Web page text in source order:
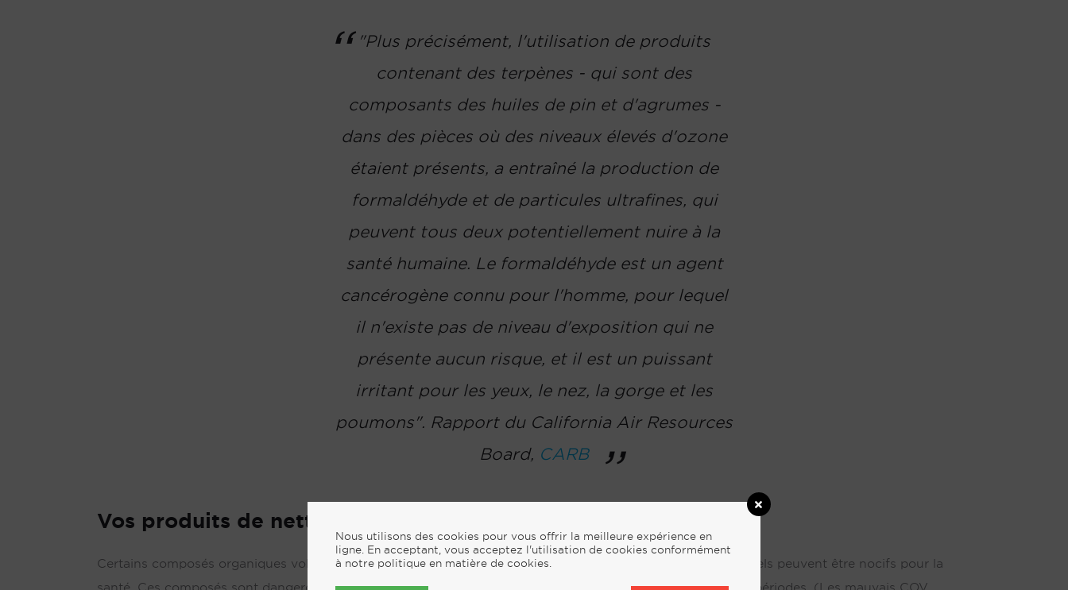
"Plus précisément, l'utilisation de produits
contenant des terpènes - qui sont des
composants des huiles de pin et d'agrumes -
dans des pièces où des niveaux élevés d'ozone
étaient présents, a entraîné la production de
formaldéhyde et de particules ultrafines, qui
peuvent tous deux potentiellement nuire à la
santé humaine. Le formaldéhyde est un agent
cancérogène connu pour l'homme, pour lequel
il n'existe pas de niveau d'exposition qui ne
présente aucun risque, et il est un puissant
irritant pour les yeux, le nez, la gorge et les
poumons". Rapport du California Air Resources
Board, CARB
Vos produits de nettoyage pourraient être toxiques
Certains composés organiques volatils (COV) contenus dans les produits d'entretien ménager conventionnels peuvent être nocifs pour la
Nous utilisons des cookies pour vous offrir la meilleure expérience en
ligne. En acceptant, vous acceptez l'utilisation de cookies conformément
à notre politique en matière de cookies.